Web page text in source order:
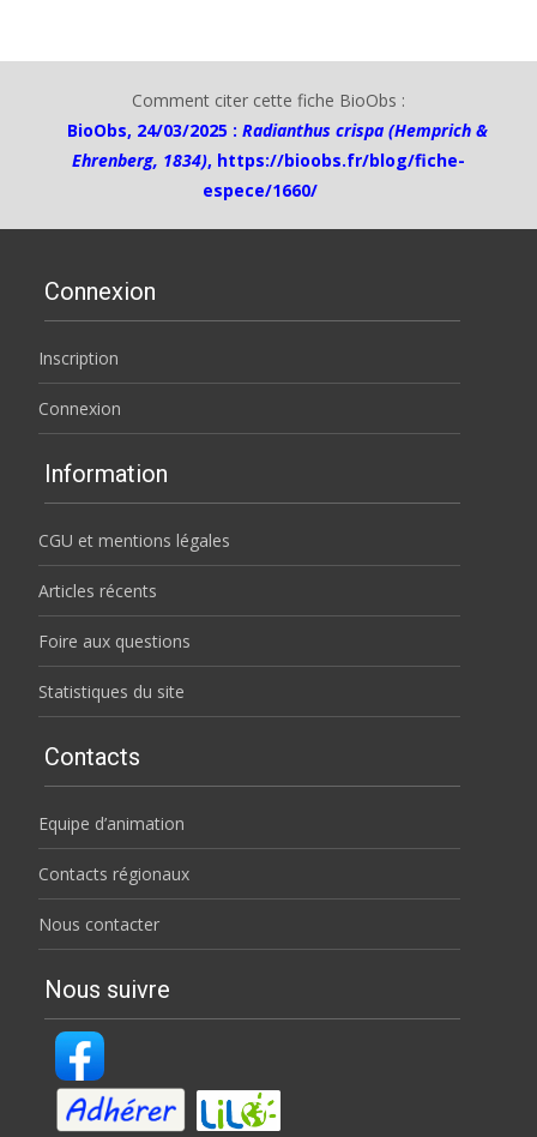
Comment citer cette fiche BioObs :
BioObs, 24/03/2025 : Radianthus crispa (Hemprich &
Ehrenberg, 1834), https://bioobs.fr/blog/fiche-
espece/1660/
Connexion
Inscription
Connexion
Information
CGU et mentions légales
Articles récents
Foire aux questions
Statistiques du site
Contacts
Equipe d’animation
Contacts régionaux
Nous contacter
Nous suivre